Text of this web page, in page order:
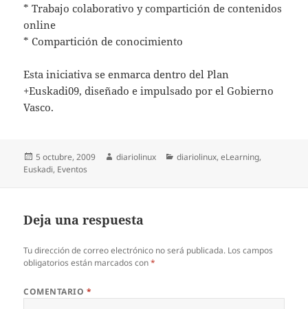
* Trabajo colaborativo y compartición de contenidos
online
* Compartición de conocimiento
Esta iniciativa se enmarca dentro del Plan
+Euskadi09, diseñado e impulsado por el Gobierno
Vasco.
Publicado
el
5 octubre, 2009 Autor
diariolinux Categorías
diariolinux,eLearning,
Euskadi, Eventos
Deja una respuesta
Tu dirección de correo electrónico no será publicada. Los campos
obligatorios están marcados con*
COMENTARIO *